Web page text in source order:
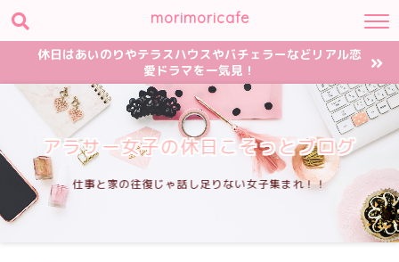
morimoricafe
休日はあいのりやテラスハウスやバチェラーなどリアル恋
愛ドラマを一気見！
アラサー女子の休日こそっとブログ
仕事と家の往復じゃ話し足りない女子集まれ！！